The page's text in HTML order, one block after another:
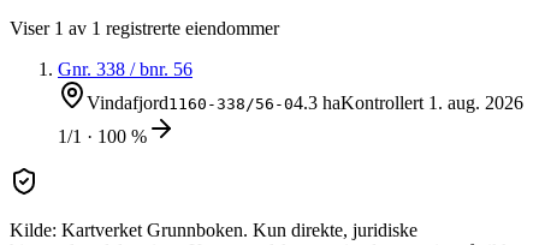
Viser 1 av 1 registrerte eiendommer
Gnr. 338 / bnr. 56
Vindafjord1160-338/56-04.3 haKontrollert 1. aug. 2026
1/1 · 100 %
Kilde: Kartverket Grunnboken. Kun direkte, juridiske